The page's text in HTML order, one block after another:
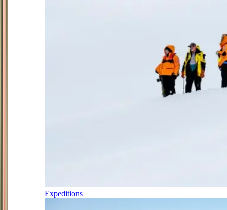
Expeditions